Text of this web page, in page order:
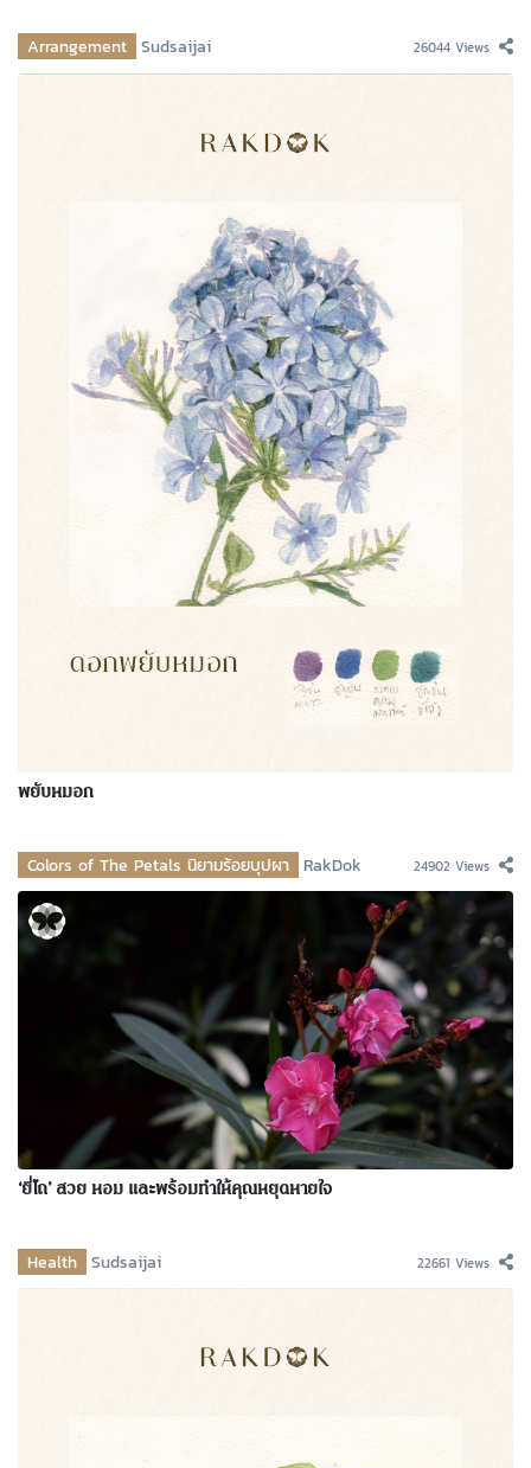
Arrangement Sudsaijai 26044 Views
พยับหมอก
Colors of The Petals นิยามร้อยบุปผา RakDok 24902 Views
‘ยี่โถ’ สวย หอม และพร้อมทำให้คุณหยุดหายใจ
Health Sudsaijai 22661 Views